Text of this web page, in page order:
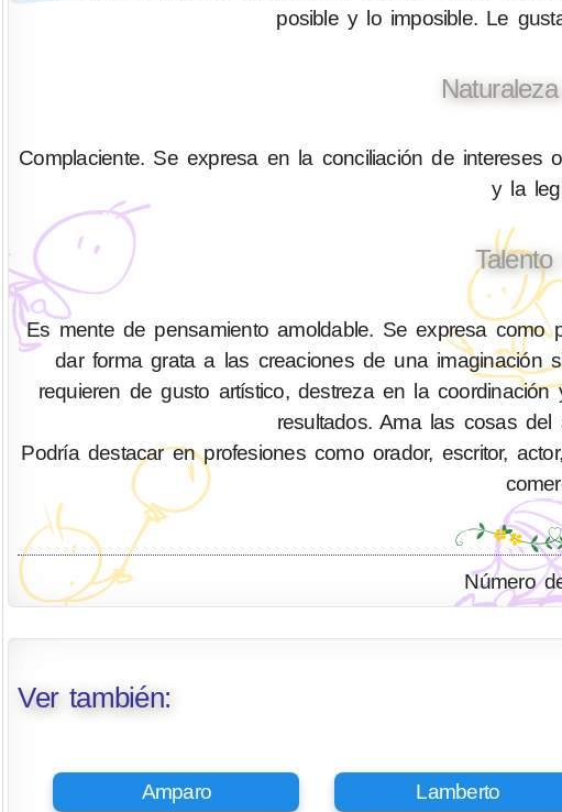
posible y lo imposible. Le
Complaciente. Se expresa en la conciliación de intereses
y la
Es mente de pensamiento amoldable. Se expresa como
dar forma grata a las creaciones de una imaginación
requieren de gusto artístico, destreza en la
resultados. Ama las cosas
Podría destacar en profesiones como orador, escritor,
Número
Ver también:
Amparo Lamberto